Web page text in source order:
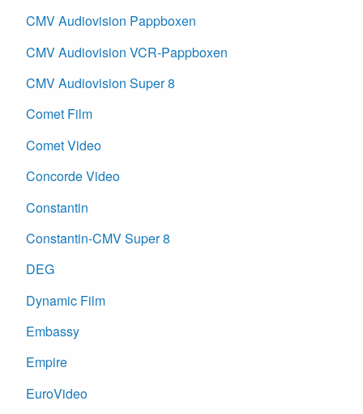
CMV Audiovision Pappboxen
CMV Audiovision VCR-Pappboxen
CMV Audiovision Super 8
Comet Film
Comet Video
Concorde Video
Constantin
Constantin-CMV Super 8
DEG
Dynamic Film
Embassy
Empire
EuroVideo